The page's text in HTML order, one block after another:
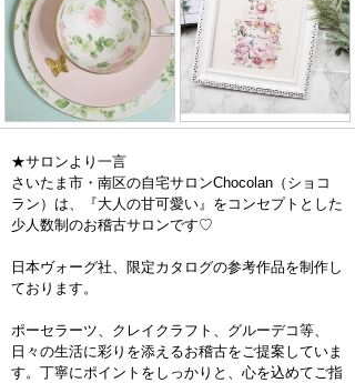
★サロンより一言
さいたま市・南区の自宅サロンChocolan（ショコ
ラン）は、『大人の甘可愛い』をコンセプトとした
少人数制のお稽古サロンです♡
日本ヴォーグ社、限定カタログの参考作品を制作し
ております。
ポーセラーツ、クレイクラフト、グルーデコ等、
日々の生活に彩りを添えるお稽古をご提案していま
す。丁寧にポイントをしっかりと、心を込めてご指